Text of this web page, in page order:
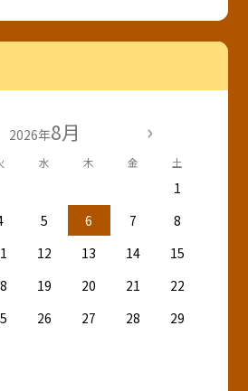
2026年8月
水 木 金 土
1
5 6 7
8
12 13 14
15
19 20 21
22
26 27 28
29